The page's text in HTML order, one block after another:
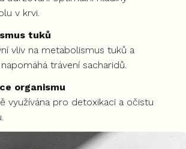
v krvi.
tuků
vliv na metabolismus tuků a
trávení sacharidů.
organismu
využívána pro detoxikaci a očistu